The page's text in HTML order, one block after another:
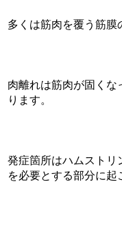
多くは筋肉を覆う筋膜
肉離れは筋肉が固くな
ります。
発症箇所はハムストリ
を必要とする部分に起